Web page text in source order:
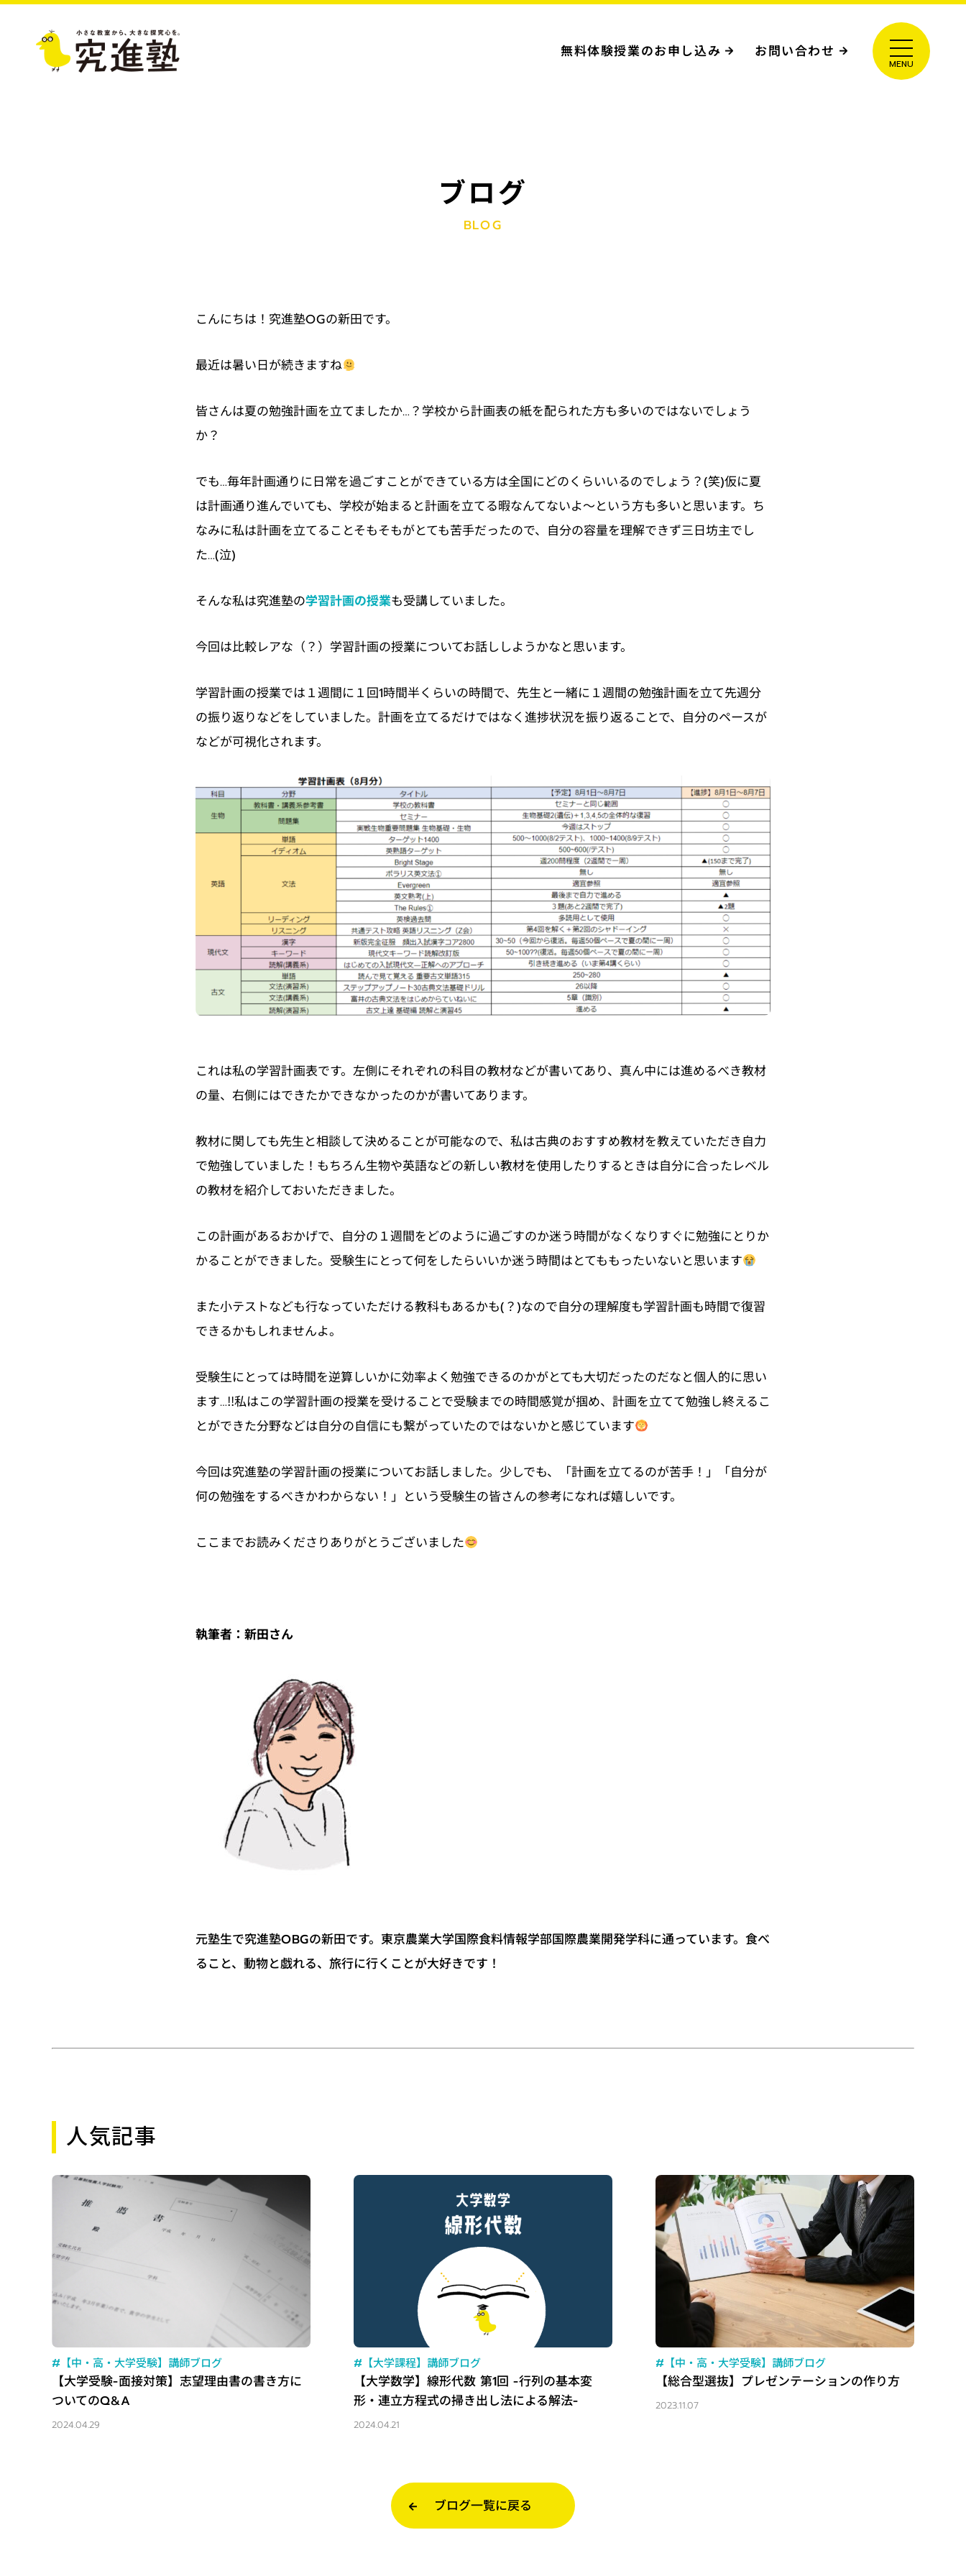
無料体験授業のお申し込み お問い合わせ
ブログ
BLOG
こんにちは！究進塾OGの新田です。
最近は暑い日が続きますね
皆さんは夏の勉強計画を立てましたか…？学校から計画表の紙を配られた方も多いのではないでしょう
か？
でも…毎年計画通りに日常を過ごすことができている方は全国にどのくらいいるのでしょう？(笑)仮に夏
は計画通り進んでいても、学校が始まると計画を立てる暇なんてないよ～という方も多いと思います。ち
なみに私は計画を立てることそもそもがとても苦手だったので、自分の容量を理解できず三日坊主でし
た…(泣)
そんな私は究進塾の学習計画の授業も受講していました。
今回は比較レアな（？）学習計画の授業についてお話ししようかなと思います。
学習計画の授業では１週間に１回1時間半くらいの時間で、先生と一緒に１週間の勉強計画を立て先週分
の振り返りなどをしていました。計画を立てるだけではなく進捗状況を振り返ることで、自分のペースが
などが可視化されます。
これは私の学習計画表です。左側にそれぞれの科目の教材などが書いてあり、真ん中には進めるべき教材
の量、右側にはできたかできなかったのかが書いてあります。
教材に関しても先生と相談して決めることが可能なので、私は古典のおすすめ教材を教えていただき自力
で勉強していました！もちろん生物や英語などの新しい教材を使用したりするときは自分に合ったレベル
の教材を紹介しておいただきました。
この計画があるおかげで、自分の１週間をどのように過ごすのか迷う時間がなくなりすぐに勉強にとりか
かることができました。受験生にとって何をしたらいいか迷う時間はとてももったいないと思います
また小テストなども行なっていただける教科もあるかも(？)なので自分の理解度も学習計画も時間で復習
できるかもしれませんよ。
受験生にとっては時間を逆算しいかに効率よく勉強できるのかがとても大切だったのだなと個人的に思い
ます…‼︎私はこの学習計画の授業を受けることで受験までの時間感覚が掴め、計画を立てて勉強し終えるこ
とができた分野などは自分の自信にも繋がっていたのではないかと感じています
今回は究進塾の学習計画の授業についてお話しました。少しでも、「計画を立てるのが苦手！」「自分が
何の勉強をするべきかわからない！」という受験生の皆さんの参考になれば嬉しいです。
ここまでお読みくださりありがとうございました
執筆者：新田さん
元塾生で究進塾OBGの新田です。東京農業大学国際食料情報学部国際農業開発学科に通っています。食べ
ること、動物と戯れる、旅行に行くことが大好きです！
人気記事
#【中・高・大学受験】講師ブログ
【大学受験-面接対策】志望理由書の書き方に
ついてのQ&A
2024.04.29
#【大学課程】講師ブログ
【大学数学】線形代数 第1回 -行列の基本変
形・連立方程式の掃き出し法による解法-
2024.04.21
#【中・高・大学受験】講師ブログ
【総合型選抜】プレゼンテーションの作り方
2023.11.07
ブログ一覧に戻る